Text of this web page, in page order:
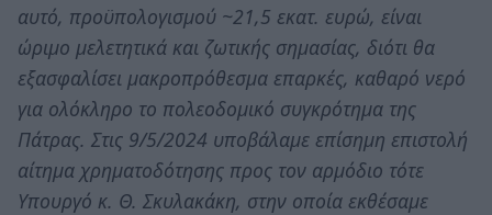
αυτό, προϋπολογισμού ~21,5 εκατ. ευρώ, είναι
ώριμο μελετητικά και ζωτικής σημασίας, διότι θα
εξασφαλίσει μακροπρόθεσμα επαρκές, καθαρό νερό
για ολόκληρο το πολεοδομικό συγκρότημα της
Πάτρας. Στις 9/5/2024 υποβάλαμε επίσημη επιστολή
αίτημα χρηματοδότησης προς τον αρμόδιο τότε
Υπουργό κ. Θ. Σκυλακάκη, στην οποία εκθέσαμε